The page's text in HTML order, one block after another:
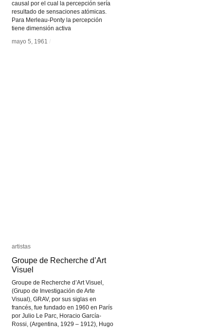
causal por el cual la percepción sería
resultado de sensaciones atómicas.
Para Merleau-Ponty la percepción
tiene dimensión activa
mayo 5, 1961 /
mayo 5, 1961 /
artistas
Groupe de Recherche d’Art
Visuel
Groupe de Recherche d’Art Visuel,
(Grupo de Investigación de Arte
Visual), GRAV, por sus siglas en
francés, fue fundado en 1960 en París
por Julio Le Parc, Horacio García-
Rossi, (Argentina, 1929 – 1912), Hugo
artistas
Groupe de Recherche d’Art
Visuel